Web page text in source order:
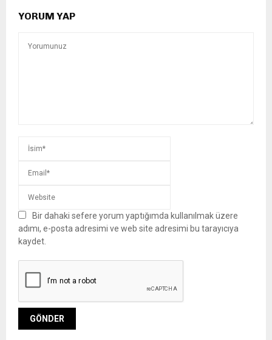
YORUM YAP
Bir dahaki sefere yorum yaptığımda kullanılmak üzere
adımı, e-posta adresimi ve web site adresimi bu tarayıcıya
kaydet.